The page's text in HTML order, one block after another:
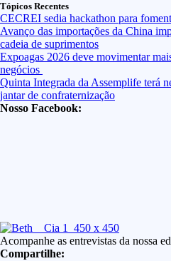
Tópicos Recentes
CECREI sedia hackathon para
Avanço das importações da China
cadeia de suprimentos
Expoagas 2026 deve movimentar
negócios
Quinta Integrada da Assemplife terá
jantar de confraternização
Nosso Facebook:
Acompanhe as entrevistas da nossa
Compartilhe: